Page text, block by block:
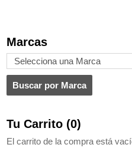
Marcas
Tu Carrito (0)
El carrito de la compra está